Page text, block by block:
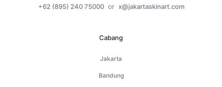
+62 (895) 240 75000 or x@jakartaskinart.com
Cabang
Jakarta
Bandung